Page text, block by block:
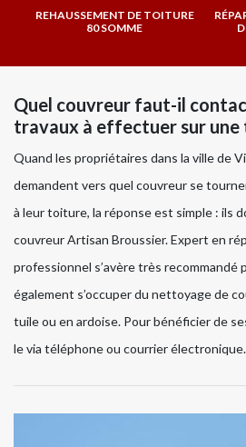
REHAUSSEMENT DE TOITURE
80 SOMME
Quel couvreur faut-il
travaux à effectuer sur une
Quand les propriétaires dans la ville de
demandent vers quel couvreur se
à leur toiture, la réponse est simple : ils
couvreur Artisan Broussier. Expert en
professionnel s’avère très recommandé
également s’occuper du nettoyage de
tuile ou en ardoise. Pour bénéficier de
le via téléphone ou courrier électronique.